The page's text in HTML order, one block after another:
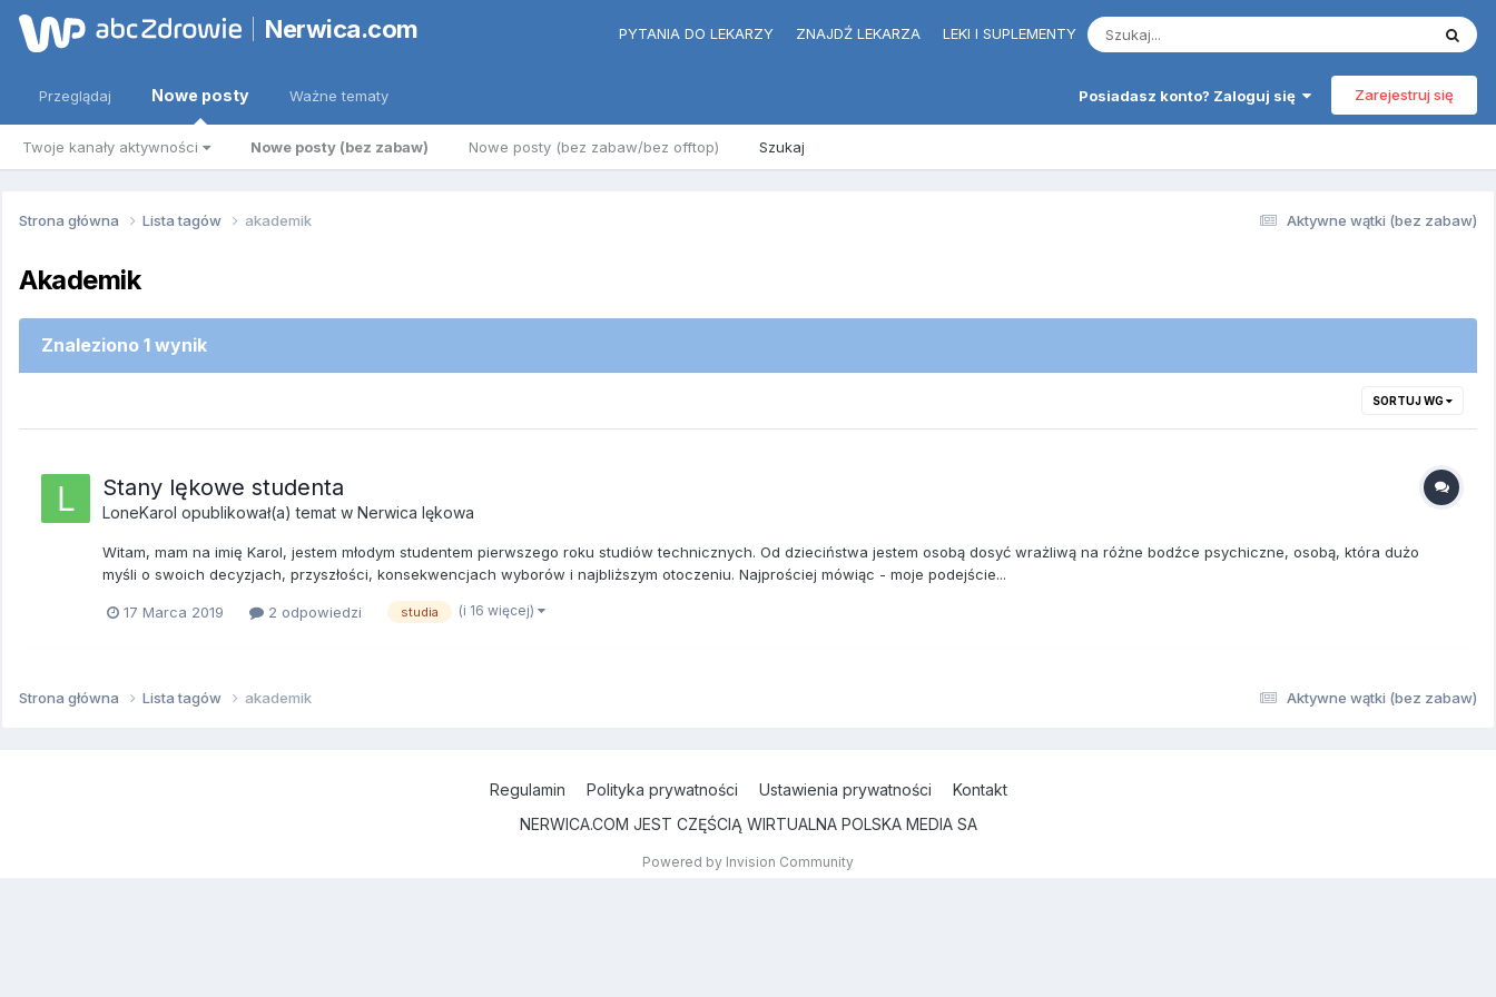
Nerwica.com PYTANIA DO LEKARZY ZNAJDŹ LEKARZA LEKI I SUPLEMENTY
Posiadasz konto? Zaloguj się Zarejestruj się
Przeglądaj Nowe posty
Twoje kanały aktywności Nowe posty (bez zabaw) Nowe posty (bez zabaw/bez offtop) Szukaj
Ważne tematy
Aktywne wątki (bez zabaw)
Strona główna Lista tagów akademik
Akademik
Znaleziono 1 wynik
SORTUJ WG
Stany lękowe studenta
LoneKarol opublikował(a) temat w Nerwica lękowa
Witam, mam na imię Karol, jestem młodym studentem pierwszego roku studiów technicznych. Od dzieciństwa jestem osobą dosyć wrażliwą na różne bodźce psychiczne, osobą, która dużo
myśli o swoich decyzjach, przyszłości, konsekwencjach wyborów i najbliższym otoczeniu. Najprościej mówiąc - moje podejście...
17 Marca 2019 2 odpowiedzi studia (i 16 więcej)
Aktywne wątki (bez zabaw)
Strona główna Lista tagów akademik
Regulamin Polityka prywatności Ustawienia prywatności
Kontakt
NERWICA.COM JEST CZĘŚCIĄ WIRTUALNA POLSKA MEDIA SA
Powered by Invision Community